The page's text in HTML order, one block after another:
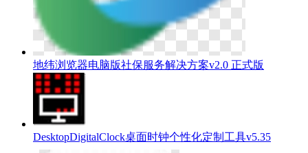
地纬浏览器电脑版社保服务解决方案v2.0 正式版
DesktopDigitalClock桌面时钟个性化定制工具v5.35